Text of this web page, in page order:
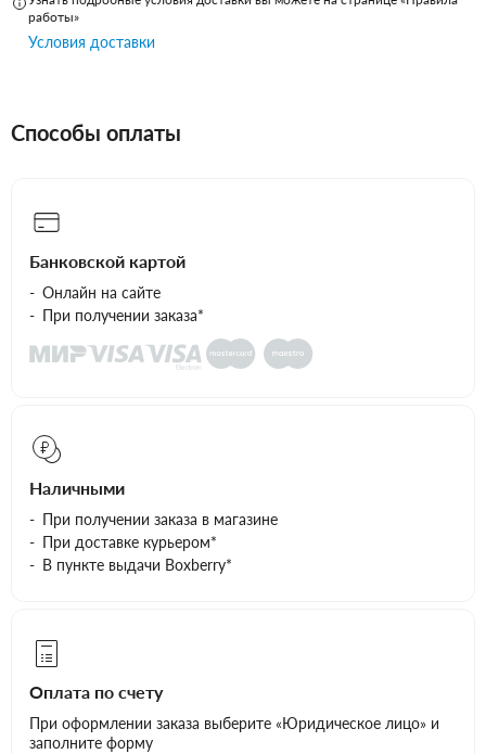
работы»
Условия доставки
Способы оплаты
Банковской картой
Онлайн на сайте
При получении заказа*
Наличными
При получении заказа в магазине
При доставке курьером*
В пункте выдачи Boxberry*
Оплата по счету
При оформлении заказа выберите «Юридическое лицо» и
заполните форму